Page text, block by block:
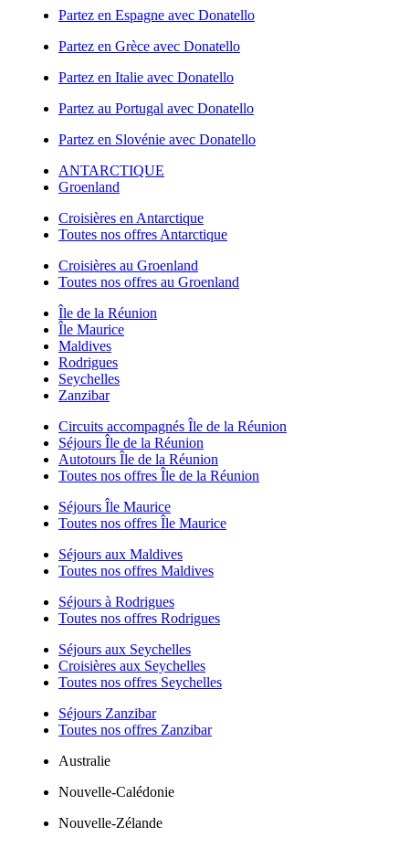
Partez en Espagne avec Donatello
Partez en Grèce avec Donatello
Partez en Italie avec Donatello
Partez au Portugal avec Donatello
Partez en Slovénie avec Donatello
ANTARCTIQUE
Groenland
Croisières en Antarctique
Toutes nos offres Antarctique
Croisières au Groenland
Toutes nos offres au Groenland
Île de la Réunion
Île Maurice
Maldives
Rodrigues
Seychelles
Zanzibar
Circuits accompagnés Île de la Réunion
Séjours Île de la Réunion
Autotours Île de la Réunion
Toutes nos offres Île de la Réunion
Séjours Île Maurice
Toutes nos offres Île Maurice
Séjours aux Maldives
Toutes nos offres Maldives
Séjours à Rodrigues
Toutes nos offres Rodrigues
Séjours aux Seychelles
Croisières aux Seychelles
Toutes nos offres Seychelles
Séjours Zanzibar
Toutes nos offres Zanzibar
Australie
Nouvelle-Calédonie
Nouvelle-Zélande